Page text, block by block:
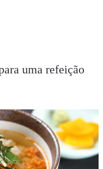
uma refeição